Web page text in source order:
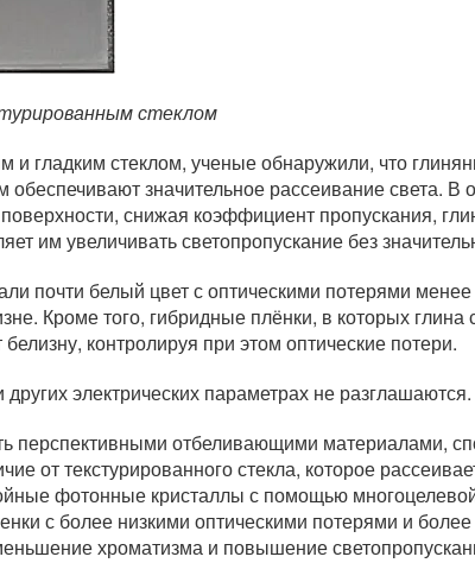
стеклом
и гладким стеклом, ученые обнаружили, что
значительное рассеивание света. В
снижая коэффициент пропускания,
им увеличивать светопропускание без
почти белый цвет с оптическими потерями менее
Кроме того, гибридные плёнки, в которых глина
контролируя при этом оптические потери.
электрических параметрах не разглашаются.
перспективными отбеливающими материалами,
от текстурированного стекла, которое
фотонные кристаллы с помощью
с более низкими оптическими потерями и
хроматизма и повышение